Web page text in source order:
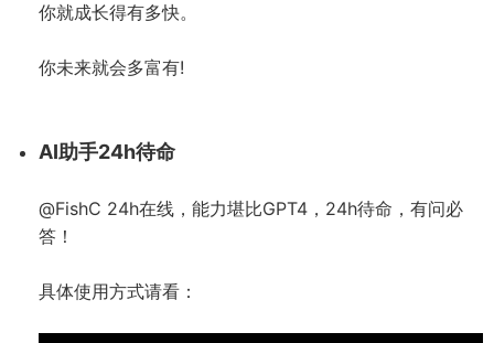
你就成长得有多快。
你未来就会多富有!
AI助手24h待命
@FishC 24h在线，能力堪比GPT4，24h待命，有问必
答！
具体使用方式请看：